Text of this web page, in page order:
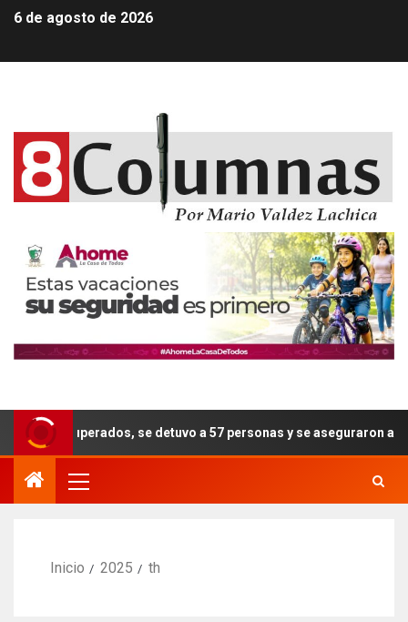
6 de agosto de 2026
se detuvo a 57 personas y se aseguraron armas,
Inicio 2025 th